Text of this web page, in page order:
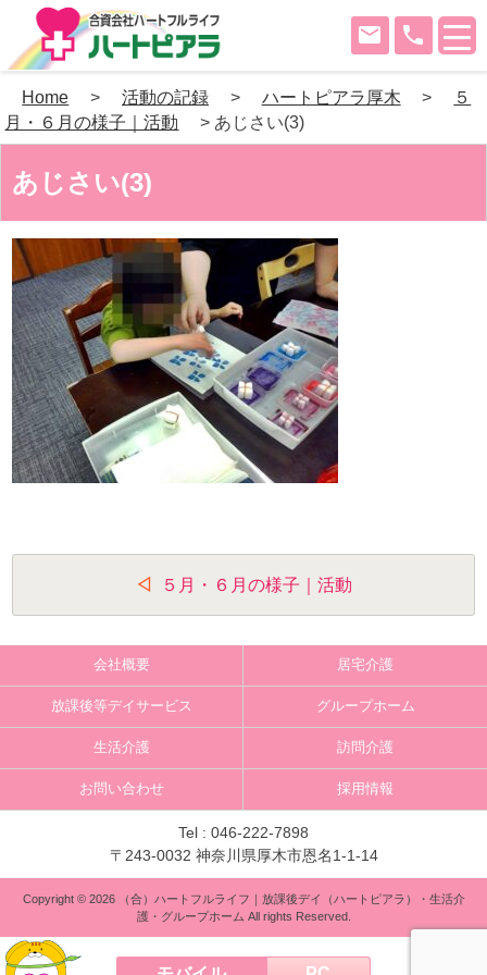
Skip
to
phone
mail
Home > 活動の記録 > ハートピアラ厚木 >
５
月・６月の様子｜活動
> あじさい(3)
あじさい(3)
稿
ナ
ビ
ゲ
ン
５月・６月の様子｜活動
会社概要 居宅介護
放課後等デイサービス グループホーム
生活介護 訪問介護
お問い合わせ 採用情報
Tel : 046-222-7898
〒243-0032 神奈川県厚木市恩名1-1-14
Copyright © 2026 （合）ハートフルライフ｜放課後デイ（ハートピアラ）・生活介
護・グループホーム All rights Reserved.